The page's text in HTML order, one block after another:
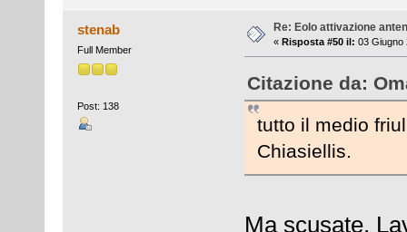
stenab
Full Member
Post: 138
Re: Eolo attivazione
« Risposta #50 il: 03 Giugno
Citazione da:
tutto il medio
Chiasiellis.
Ma scusate,